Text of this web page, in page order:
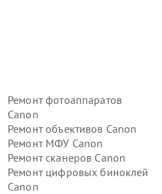
Ремонт фотоаппаратов
Canon
Ремонт объективов Canon
Ремонт МФУ Canon
Ремонт сканеров Canon
Ремонт цифровых биноклей
Canon